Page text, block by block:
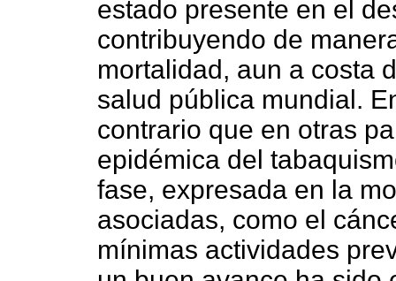
estado presente en el
contribuyendo de
mortalidad, aun a costa
salud pública mundial.
contrario que en otras
epidémica del
fase, expresada en la
asociadas, como el
mínimas actividades